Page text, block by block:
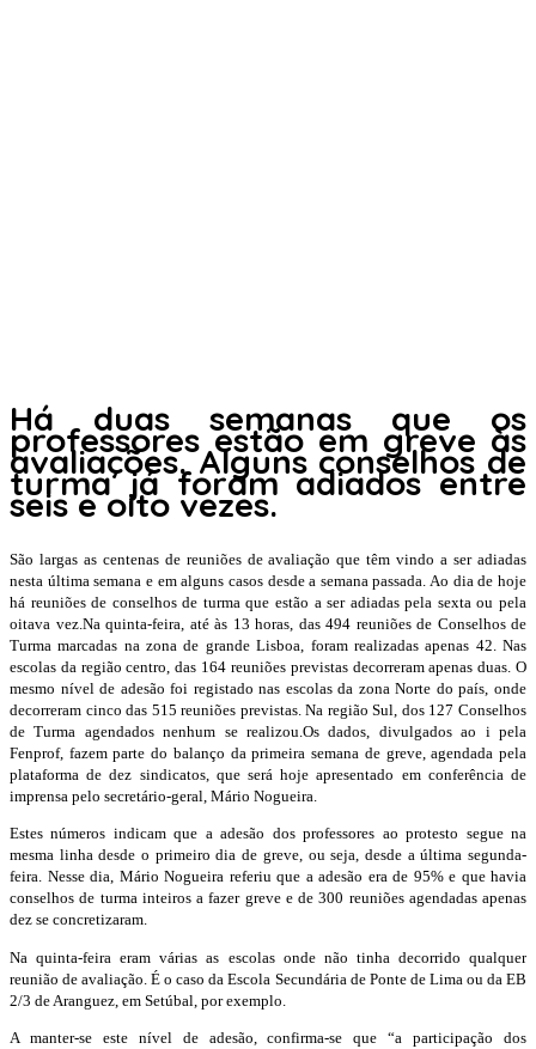
Há duas semanas que os
professores estão em greve às
avaliações. Alguns conselhos de
turma já foram adiados entre
seis e oito vezes.
São largas as centenas de reuniões de avaliação que têm vindo a ser adiadas
nesta última semana e em alguns casos desde a semana passada. Ao dia de hoje
há reuniões de conselhos de turma que estão a ser adiadas pela sexta ou pela
oitava vez.Na quinta-feira, até às 13 horas, das 494 reuniões de Conselhos de
Turma marcadas na zona de grande Lisboa, foram realizadas apenas 42. Nas
escolas da região centro, das 164 reuniões previstas decorreram apenas duas. O
mesmo nível de adesão foi registado nas escolas da zona Norte do país, onde
decorreram cinco das 515 reuniões previstas. Na região Sul, dos 127 Conselhos
de Turma agendados nenhum se realizou.Os dados, divulgados ao i pela
Fenprof, fazem parte do balanço da primeira semana de greve, agendada pela
plataforma de dez sindicatos, que será hoje apresentado em conferência de
imprensa pelo secretário-geral, Mário Nogueira.
Estes números indicam que a adesão dos professores ao protesto segue na
mesma linha desde o primeiro dia de greve, ou seja, desde a última segunda-
feira. Nesse dia, Mário Nogueira referiu que a adesão era de 95% e que havia
conselhos de turma inteiros a fazer greve e de 300 reuniões agendadas apenas
dez se concretizaram.
Na quinta-feira eram várias as escolas onde não tinha decorrido qualquer
reunião de avaliação. É o caso da Escola Secundária de Ponte de Lima ou da EB
2/3 de Aranguez, em Setúbal, por exemplo.
A manter-se este nível de adesão, confirma-se que “a participação dos